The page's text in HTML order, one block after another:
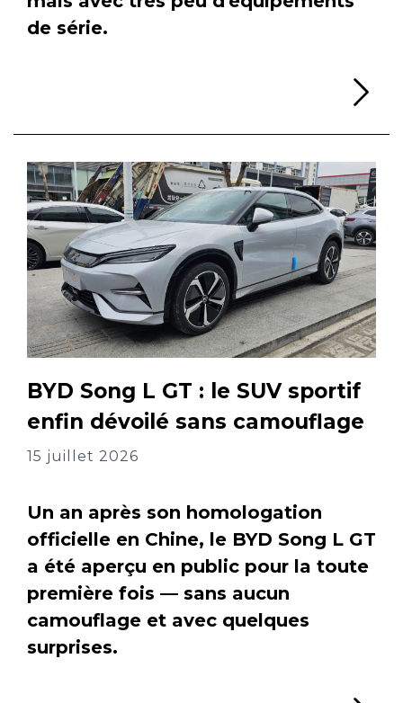
de série.
BYD Song L GT : le SUV sportif
enfin dévoilé sans camouflage
15 juillet 2026
Un an après son homologation
officielle en Chine, le BYD Song L GT
a été aperçu en public pour la toute
première fois — sans aucun
camouflage et avec quelques
surprises.